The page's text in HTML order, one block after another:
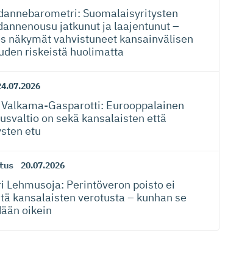
Suomalaisy­ri­tysten
jatkunut ja laajentunut –
näkymät vahvistuneet kansainvälisen
riskeistä huolimatta
Gas­pa­rotti: Eurooppalainen
on sekä kansalaisten että
etu
20.07.2026
Lehmusoja: Perintöveron poisto ei
kansalaisten verotusta – kunhan se
oikein